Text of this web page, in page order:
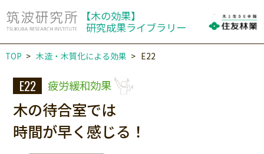
【木の効果】
研究成果ライブラリー
TOP 木造・木質化による効果 E22
E22 疲労緩和効果
木の待合室では
時間が早く感じる！